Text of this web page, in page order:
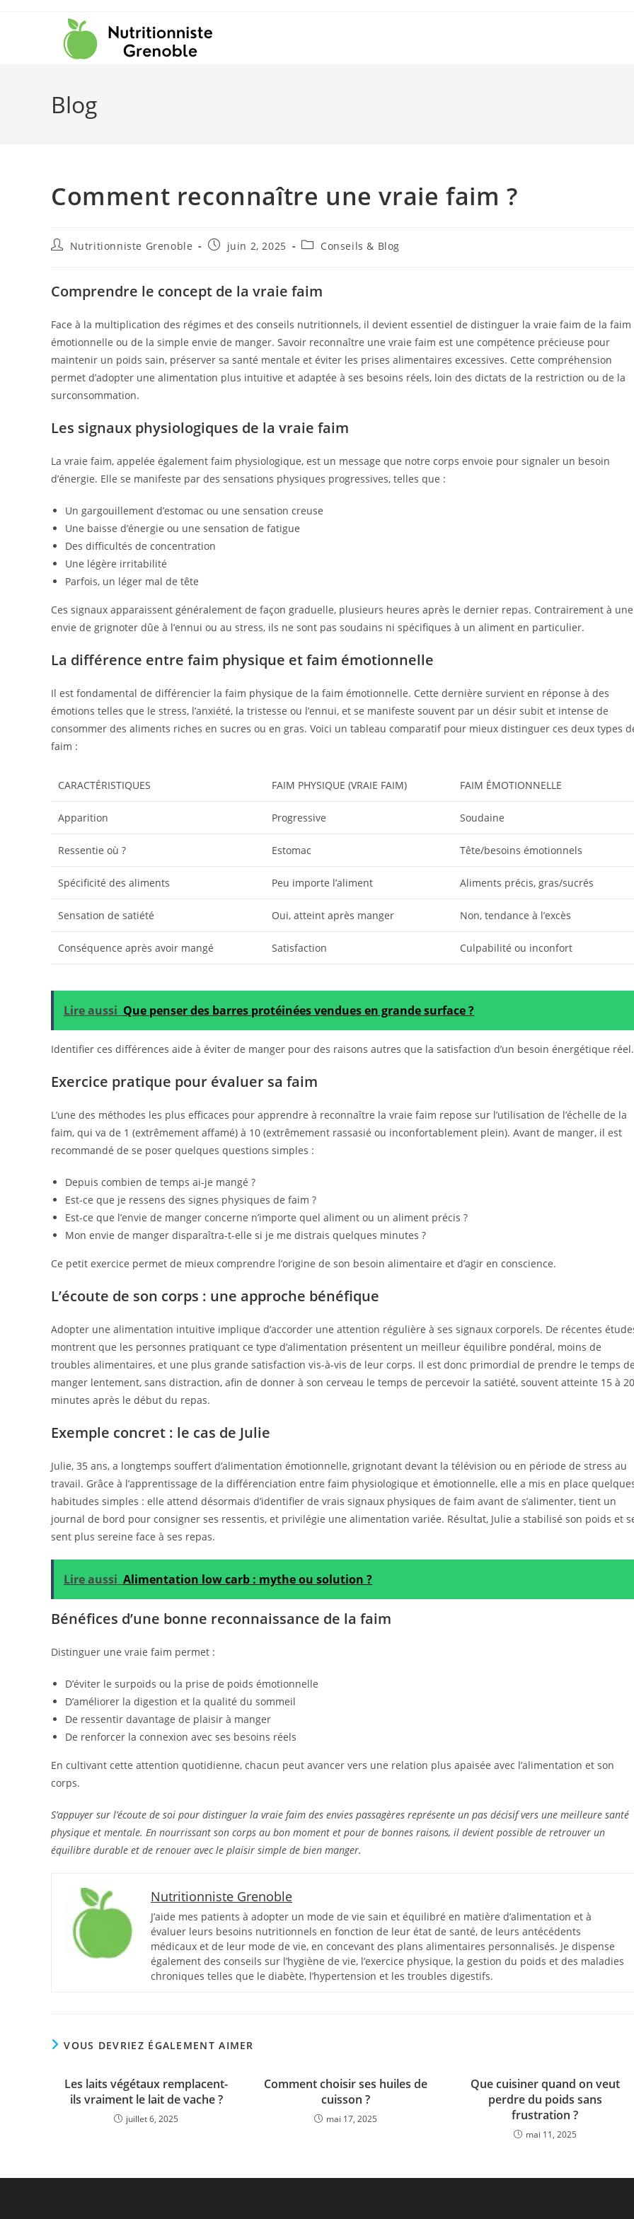
Blog
Comment reconnaître une vraie faim ?
Nutritionniste Grenoble juin 2, 2025 Conseils & Blog
Comprendre le concept de la vraie faim
Face à la multiplication des régimes et des conseils nutritionnels, il devient essentiel de distinguer la vraie faim de la faim
émotionnelle ou de la simple envie de manger. Savoir reconnaître une vraie faim est une compétence précieuse pour
maintenir un poids sain, préserver sa santé mentale et éviter les prises alimentaires excessives. Cette compréhension
permet d’adopter une alimentation plus intuitive et adaptée à ses besoins réels, loin des dictats de la restriction ou de la
surconsommation.
Les signaux physiologiques de la vraie faim
La vraie faim, appelée également faim physiologique, est un message que notre corps envoie pour signaler un besoin
d’énergie. Elle se manifeste par des sensations physiques progressives, telles que :
Un gargouillement d’estomac ou une sensation creuse
Une baisse d’énergie ou une sensation de fatigue
Des difficultés de concentration
Une légère irritabilité
Parfois, un léger mal de tête
Ces signaux apparaissent généralement de façon graduelle, plusieurs heures après le dernier repas. Contrairement à une
envie de grignoter dûe à l’ennui ou au stress, ils ne sont pas soudains ni spécifiques à un aliment en particulier.
La différence entre faim physique et faim émotionnelle
Il est fondamental de différencier la faim physique de la faim émotionnelle. Cette dernière survient en réponse à des
émotions telles que le stress, l’anxiété, la tristesse ou l’ennui, et se manifeste souvent par un désir subit et intense de
consommer des aliments riches en sucres ou en gras. Voici un tableau comparatif pour mieux distinguer ces deux types
faim :
CARACTÉRISTIQUES FAIM PHYSIQUE (VRAIE FAIM) FAIM ÉMOTIONNELLE
Apparition Progressive Soudaine
Ressentie où ? Estomac Tête/besoins émotionnels
Spécificité des aliments Peu importe l’aliment Aliments précis, gras/sucrés
Sensation de satiété Oui, atteint après manger Non, tendance à l’excès
Conséquence après avoir mangé Satisfaction Culpabilité ou inconfort
Lire aussi Que penser des barres protéinées vendues en grande surface ?
Identifier ces différences aide à éviter de manger pour des raisons autres que la satisfaction d’un besoin énergétique réel.
Exercice pratique pour évaluer sa faim
L’une des méthodes les plus efficaces pour apprendre à reconnaître la vraie faim repose sur l’utilisation de l’échelle de la
faim, qui va de 1 (extrêmement affamé) à 10 (extrêmement rassasié ou inconfortablement plein). Avant de manger, il est
recommandé de se poser quelques questions simples :
Depuis combien de temps ai-je mangé ?
Est-ce que je ressens des signes physiques de faim ?
Est-ce que l’envie de manger concerne n’importe quel aliment ou un aliment précis ?
Mon envie de manger disparaîtra-t-elle si je me distrais quelques minutes ?
Ce petit exercice permet de mieux comprendre l’origine de son besoin alimentaire et d’agir en conscience.
L’écoute de son corps : une approche bénéfique
Adopter une alimentation intuitive implique d’accorder une attention régulière à ses signaux corporels. De récentes
montrent que les personnes pratiquant ce type d’alimentation présentent un meilleur équilibre pondéral, moins de
troubles alimentaires, et une plus grande satisfaction vis-à-vis de leur corps. Il est donc primordial de prendre le temps de
manger lentement, sans distraction, afin de donner à son cerveau le temps de percevoir la satiété, souvent atteinte 15 à 20
minutes après le début du repas.
Exemple concret : le cas de Julie
Julie, 35 ans, a longtemps souffert d’alimentation émotionnelle, grignotant devant la télévision ou en période de stress au
travail. Grâce à l’apprentissage de la différenciation entre faim physiologique et émotionnelle, elle a mis en place
habitudes simples : elle attend désormais d’identifier de vrais signaux physiques de faim avant de s’alimenter, tient un
journal de bord pour consigner ses ressentis, et privilégie une alimentation variée. Résultat, Julie a stabilisé son poids et
sent plus sereine face à ses repas.
Lire aussi Alimentation low carb : mythe ou solution ?
Bénéfices d’une bonne reconnaissance de la faim
Distinguer une vraie faim permet :
D’éviter le surpoids ou la prise de poids émotionnelle
D’améliorer la digestion et la qualité du sommeil
De ressentir davantage de plaisir à manger
De renforcer la connexion avec ses besoins réels
En cultivant cette attention quotidienne, chacun peut avancer vers une relation plus apaisée avec l’alimentation et son
corps.
S’appuyer sur l’écoute de soi pour distinguer la vraie faim des envies passagères représente un pas décisif vers une meilleure santé
physique et mentale. En nourrissant son corps au bon moment et pour de bonnes raisons, il devient possible de retrouver un
équilibre durable et de renouer avec le plaisir simple de bien manger.
Nutritionniste Grenoble
J’aide mes patients à adopter un mode de vie sain et équilibré en matière d’alimentation et à
évaluer leurs besoins nutritionnels en fonction de leur état de santé, de leurs antécédents
médicaux et de leur mode de vie, en concevant des plans alimentaires personnalisés. Je dispense
également des conseils sur l’hygiène de vie, l’exercice physique, la gestion du poids et des maladies
chroniques telles que le diabète, l’hypertension et les troubles digestifs.
VOUS DEVRIEZ ÉGALEMENT AIMER
Les laits végétaux remplacent-
ils vraiment le lait de vache ?
juillet 6, 2025
Comment choisir ses huiles de
cuisson ?
mai 17, 2025
Que cuisiner quand on veut
perdre du poids sans
frustration ?
mai 11, 2025